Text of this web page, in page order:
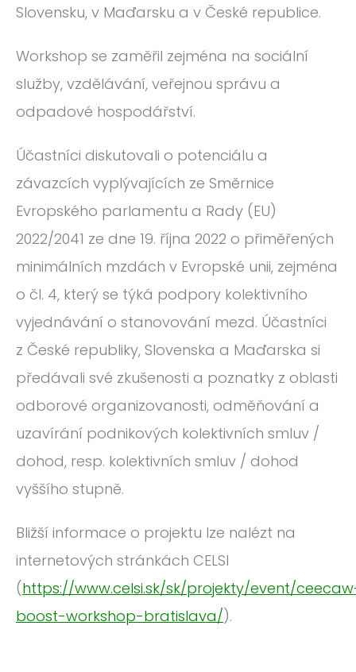
Slovensku, v Maďarsku a v České republice.
Workshop se zaměřil zejména na sociální
služby, vzdělávání, veřejnou správu a
odpadové hospodářství.
Účastníci diskutovali o potenciálu a
závazcích vyplývajících ze Směrnice
Evropského parlamentu a Rady (EU)
2022/2041 ze dne 19. října 2022 o přiměřených
minimálních mzdách v Evropské unii, zejména
o čl. 4, který se týká podpory kolektivního
vyjednávání o stanovování mezd. Účastníci
z České republiky, Slovenska a Maďarska si
předávali své zkušenosti a poznatky z oblasti
odborové organizovanosti, odměňování a
uzavírání podnikových kolektivních smluv /
dohod, resp. kolektivních smluv / dohod
vyššího stupně.
Bližší informace o projektu lze nalézt na
internetových stránkách CELSI
(https://www.celsi.sk/sk/projekty/event/
boost-workshop-bratislava/).
ROČNÍK 2012